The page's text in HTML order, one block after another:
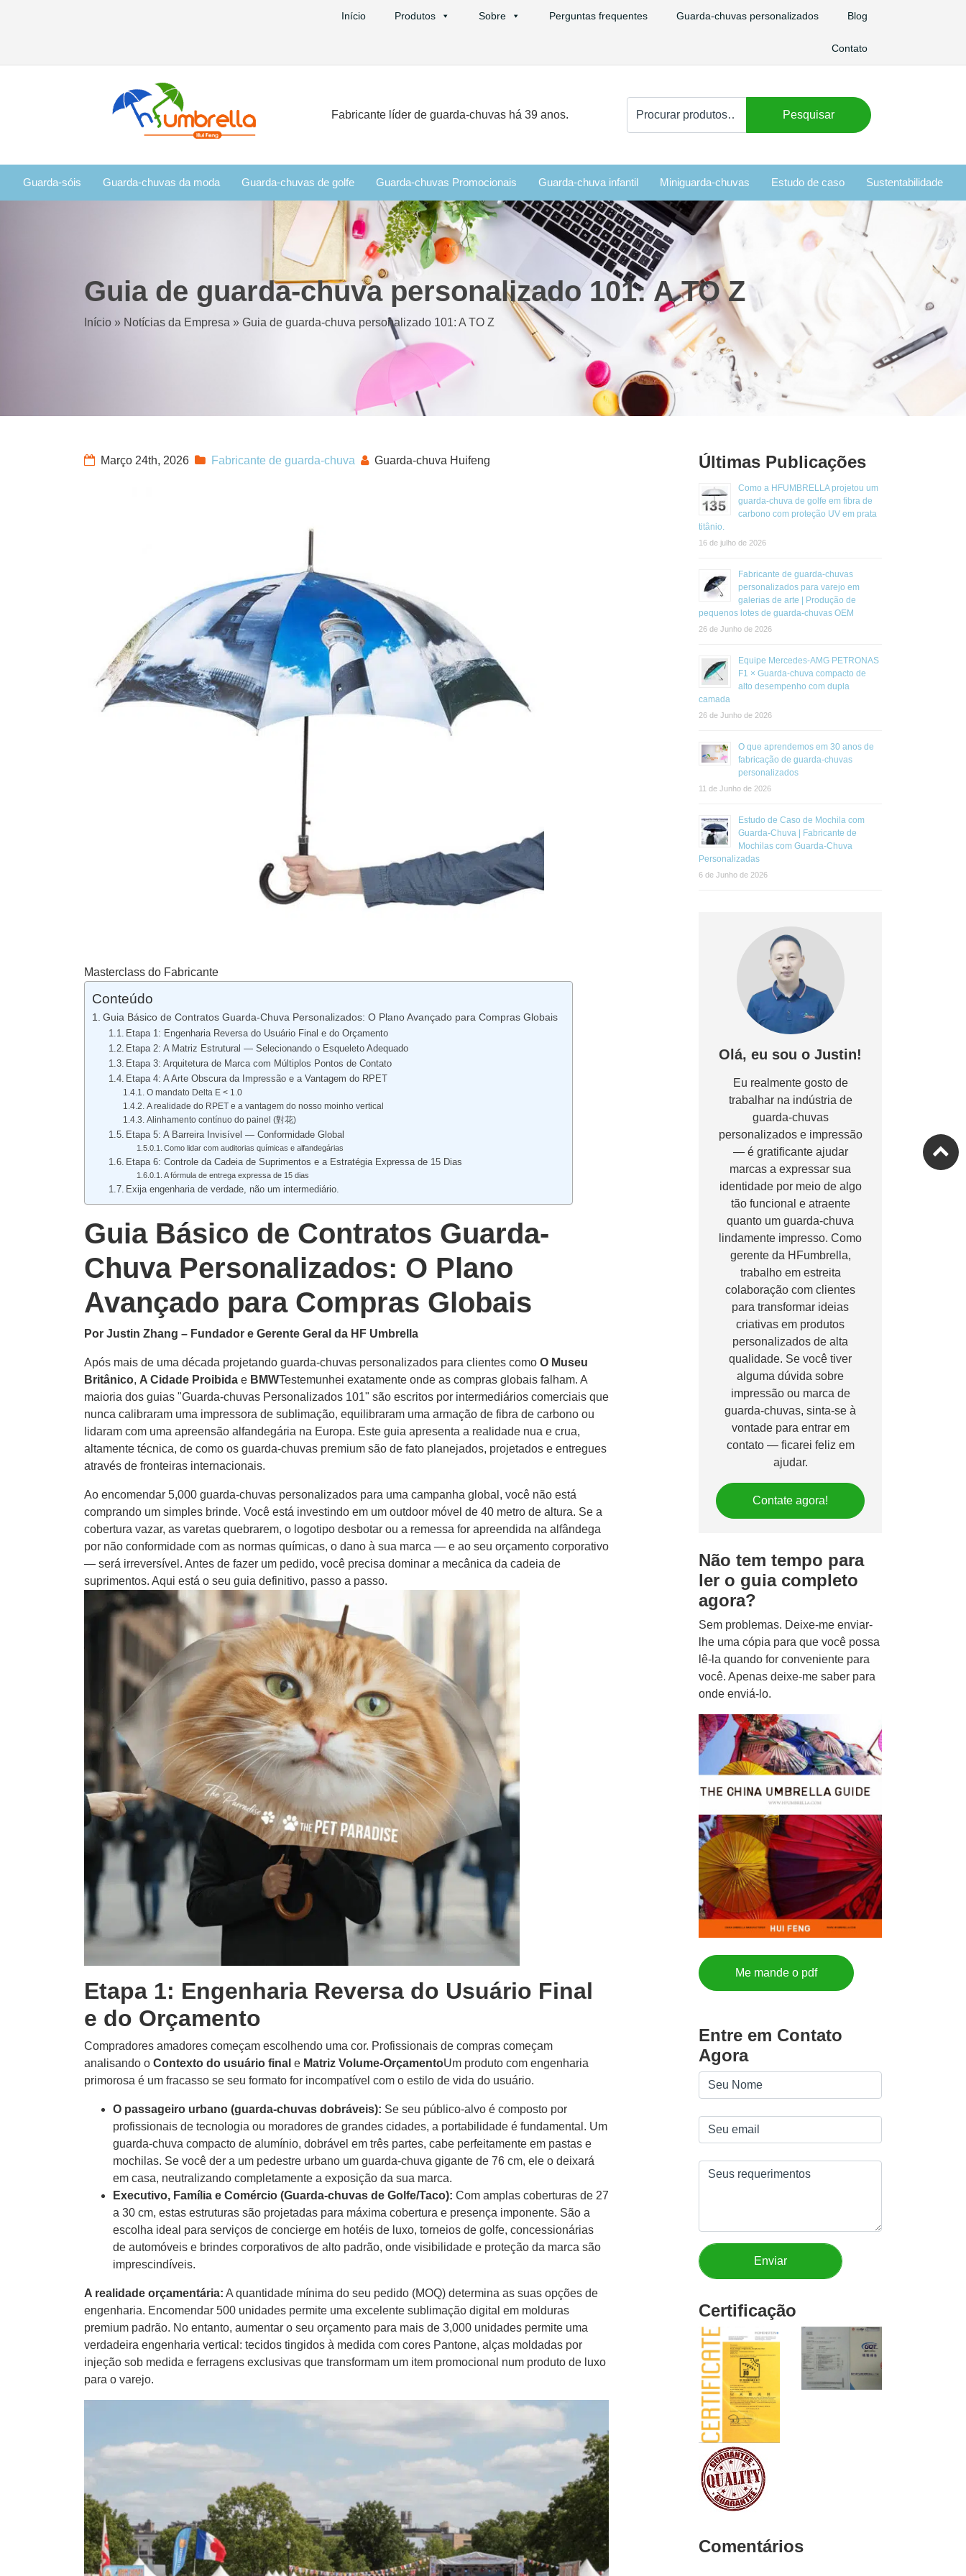
Início Produtos Sobre Perguntas frequentes Guarda-chuvas personalizados Blog
Contato
Fabricante líder de guarda-chuvas há 39 anos.
por:
Pesquisar
Guarda-sóis Guarda-chuvas da moda Guarda-chuvas de golfe Guarda-chuvas Promocionais Guarda-chuva infantil Miniguarda-chuvas Estudo de caso Sustentabilidade
Guia de guarda-chuva personalizado 101: A TO Z
Início » Notícias da Empresa » Guia de guarda-chuva personalizado 101: A TO Z
Março 24th, 2026 Fabricante de guarda-chuva Guarda-chuva Huifeng
Masterclass do Fabricante
Conteúdo
Guia Básico de Contratos Guarda-Chuva Personalizados: O Plano Avançado para Compras Globais
Etapa 1: Engenharia Reversa do Usuário Final e do Orçamento
Etapa 2: A Matriz Estrutural — Selecionando o Esqueleto Adequado
Etapa 3: Arquitetura de Marca com Múltiplos Pontos de Contato
Etapa 4: A Arte Obscura da Impressão e a Vantagem do RPET
O mandato Delta E < 1.0
A realidade do RPET e a vantagem do nosso moinho vertical
Alinhamento contínuo do painel (對花)
Etapa 5: A Barreira Invisível — Conformidade Global
Como lidar com auditorias químicas e alfandegárias
Etapa 6: Controle da Cadeia de Suprimentos e a Estratégia Expressa de 15 Dias
A fórmula de entrega expressa de 15 dias
Exija engenharia de verdade, não um intermediário.
Guia Básico de Contratos Guarda-
Chuva Personalizados: O Plano
Avançado para Compras Globais
Por Justin Zhang – Fundador e Gerente Geral da HF Umbrella
Após mais de uma década projetando guarda-chuvas personalizados para clientes como O Museu
Britânico, A Cidade Proibida e BMWTestemunhei exatamente onde as compras globais falham. A
maioria dos guias "Guarda-chuvas Personalizados 101" são escritos por intermediários comerciais que
nunca calibraram uma impressora de sublimação, equilibraram uma armação de fibra de carbono ou
lidaram com uma apreensão alfandegária na Europa. Este guia apresenta a realidade nua e crua,
altamente técnica, de como os guarda-chuvas premium são de fato planejados, projetados e entregues
através de fronteiras internacionais.
Ao encomendar 5,000 guarda-chuvas personalizados para uma campanha global, você não está
comprando um simples brinde. Você está investindo em um outdoor móvel de 40 metro de altura. Se a
cobertura vazar, as varetas quebrarem, o logotipo desbotar ou a remessa for apreendida na alfândega
por não conformidade com as normas químicas, o dano à sua marca — e ao seu orçamento corporativo
— será irreversível. Antes de fazer um pedido, você precisa dominar a mecânica da cadeia de
suprimentos. Aqui está o seu guia definitivo, passo a passo.
Etapa 1: Engenharia Reversa do Usuário Final
e do Orçamento
Compradores amadores começam escolhendo uma cor. Profissionais de compras começam
analisando o Contexto do usuário final e Matriz Volume-OrçamentoUm produto com engenharia
primorosa é um fracasso se seu formato for incompatível com o estilo de vida do usuário.
O passageiro urbano (guarda-chuvas dobráveis): Se seu público-alvo é composto por
profissionais de tecnologia ou moradores de grandes cidades, a portabilidade é fundamental. Um
guarda-chuva compacto de alumínio, dobrável em três partes, cabe perfeitamente em pastas e
mochilas. Se você der a um pedestre urbano um guarda-chuva gigante de 76 cm, ele o deixará
em casa, neutralizando completamente a exposição da sua marca.
Executivo, Família e Comércio (Guarda-chuvas de Golfe/Taco): Com amplas coberturas de 27
a 30 cm, estas estruturas são projetadas para máxima cobertura e presença imponente. São a
escolha ideal para serviços de concierge em hotéis de luxo, torneios de golfe, concessionárias
de automóveis e brindes corporativos de alto padrão, onde visibilidade e proteção da marca são
imprescindíveis.
A realidade orçamentária: A quantidade mínima do seu pedido (MOQ) determina as suas opções de
engenharia. Encomendar 500 unidades permite uma excelente sublimação digital em molduras
premium padrão. No entanto, aumentar o seu orçamento para mais de 3,000 unidades permite uma
verdadeira engenharia vertical: tecidos tingidos à medida com cores Pantone, alças moldadas por
injeção sob medida e ferragens exclusivas que transformam um item promocional num produto de luxo
para o varejo.
Últimas Publicações
Como a HFUMBRELLA projetou um
guarda-chuva de golfe em fibra de
carbono com proteção UV em prata
titânio.
16 de julho de 2026
Fabricante de guarda-chuvas
personalizados para varejo em
galerias de arte | Produção de
pequenos lotes de guarda-chuvas OEM
26 de Junho de 2026
Equipe Mercedes-AMG PETRONAS
F1 × Guarda-chuva compacto de
alto desempenho com dupla
camada
26 de Junho de 2026
O que aprendemos em 30 anos de
fabricação de guarda-chuvas
personalizados
11 de Junho de 2026
Estudo de Caso de Mochila com
Guarda-Chuva | Fabricante de
Mochilas com Guarda-Chuva
Personalizadas
6 de Junho de 2026
Olá, eu sou o Justin!
Eu realmente gosto de
trabalhar na indústria de
guarda-chuvas
personalizados e impressão
— é gratificante ajudar
marcas a expressar sua
identidade por meio de algo
tão funcional e atraente
quanto um guarda-chuva
lindamente impresso. Como
gerente da HFumbrella,
trabalho em estreita
colaboração com clientes
para transformar ideias
criativas em produtos
personalizados de alta
qualidade. Se você tiver
alguma dúvida sobre
impressão ou marca de
guarda-chuvas, sinta-se à
vontade para entrar em
contato — ficarei feliz em
ajudar.
Contate agora!
Não tem tempo para
ler o guia completo
agora?
Sem problemas. Deixe-me enviar-
lhe uma cópia para que você possa
lê-la quando for conveniente para
você. Apenas deixe-me saber para
onde enviá-lo.
Me mande o pdf
Entre em Contato
Agora
Certificação
Comentários